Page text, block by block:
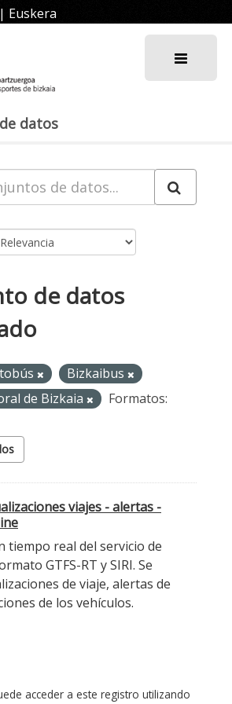
| Euskera
datos
de datos
Bizkaibus
de Bizkaia
Formatos:
viajes - alertas -
tiempo real del servicio de
GTFS-RT y SIRI. Se
de viaje, alertas de
de los vehículos.
acceder a este registro utilizando